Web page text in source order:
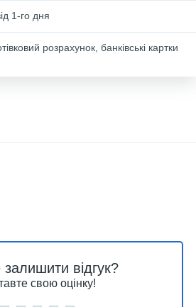
1-го дня
розрахунок, банківські картки
залишити відгук?
свою оцінку!